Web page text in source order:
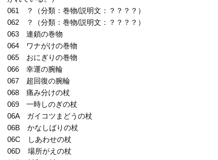
061 ？（分類：巻物/説明文：？？？？）
062 ？（分類：巻物/説明文：？？？？）
063 連鎖の巻物
064 ワナがけの巻物
065 おにぎりの巻物
066 幸運の腕輪
067 超回復の腕輪
068 痛み分けの杖
069 一時しのぎの杖
06A ガイコツまどうの杖
06B かなしばりの杖
06C しあわせの杖
06D 場所がえの杖